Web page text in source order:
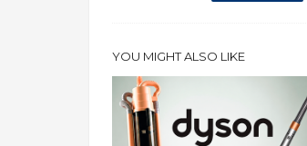
YOU MIGHT ALSO LIKE